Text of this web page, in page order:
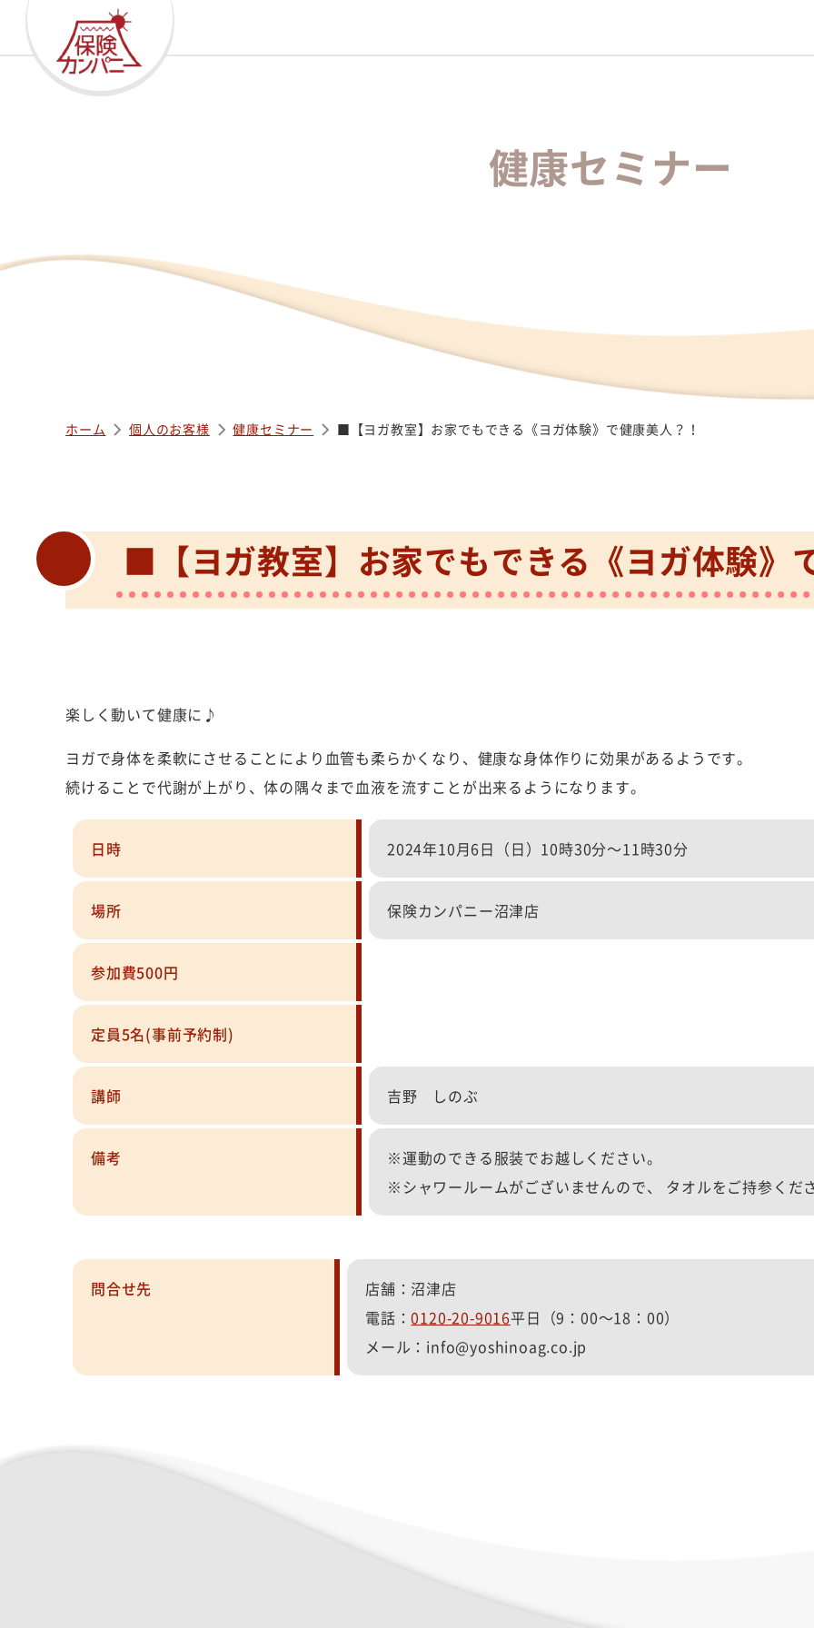
健康セミナー
ホーム 個人のお客様 健康セミナー ■【ヨガ教室】お家でもできる《ヨガ体験》で健康美人？！
■【ヨガ教室】お家でもできる《ヨガ体験》
楽しく動いて健康に♪
ヨガで身体を柔軟にさせることにより血管も柔らかくなり、健康な身体作りに効果があるようです。
続けることで代謝が上がり、体の隅々まで血液を流すことが出来るようになります。
日時 2024年10月6日（日）10時30分～11時30分
場所 保険カンパニー沼津店
参加費500円
定員5名(事前予約制)
講師 吉野 しのぶ
備考
※運動のできる服装でお越しください。
※シャワールームがございませんので、 タオルをご持参くだ
問合せ先
店舗：沼津店
電話：0120-20-9016平日（9：00～18：00）
メール：info@yoshinoag.co.jp